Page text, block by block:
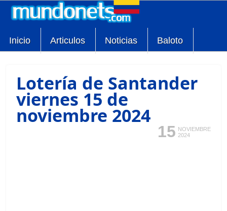
Inicio Articulos Noticias Baloto
Lotería de Santander
viernes 15 de
noviembre 2024
15 NOVIEMBRE
2024